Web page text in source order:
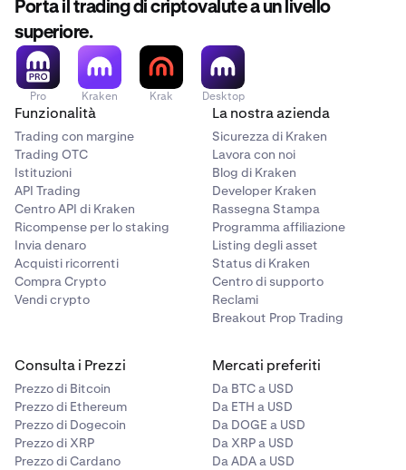
può rendere difficile acquistare o vendere asset al
prezzo desiderato.
Rischio operativo: Problemi tecnici, interruzioni
dell'exchange o malfunzionamenti dei wallet
possono impedire l'accesso ai fondi.
Rischio di scam
: I progetti fraudolenti o gli schemi
Ponzi possono portare alla perdita totale
dell'investimento.
Rischio tecnologico
: I bug o i guasti nella tecnologia
blockchain potrebbero compromettere la
funzionalità o il valore di una criptovaluta.
Rischio di controparte
: Se una piattaforma o un
exchange di criptovalute fallisce o cade vittima di
hackeraggio, potresti perdere l'accesso ai tuoi fondi.
negli smart contract possono essere sfruttati,
portando alla perdita di fondi o al fallimento del
contratto.
Porta il trading di criptovalute a un livello
superiore.
Pro Kraken Krak Desktop
Funzionalità
Trading con margine
Trading OTC
Istituzioni
API Trading
Centro API di Kraken
Ricompense per lo staking
Invia denaro
Acquisti ricorrenti
Compra Crypto
Vendi crypto
La nostra azienda
Sicurezza di Kraken
Lavora con noi
Blog di Kraken
Developer Kraken
Rassegna Stampa
Programma affiliazione
Listing degli asset
Status di Kraken
Centro di supporto
Reclami
Breakout Prop Trading
Consulta i Prezzi
Prezzo di Bitcoin
Prezzo di Ethereum
Prezzo di Dogecoin
Prezzo di XRP
Prezzo di Cardano
Mercati preferiti
Da BTC a USD
Da ETH a USD
Da DOGE a USD
Da XRP a USD
Da ADA a USD